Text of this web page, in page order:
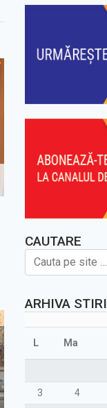
CAUTARE
ARHIVA STIRI
L Ma
3
4